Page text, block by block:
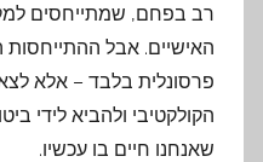
רב בפחם, שמתייחסים
האישיים. אבל
פרסונלית בלבד – אלא
הקולקטיבי ולהביא לידי
שאנחנו חיים בו עכשיו.